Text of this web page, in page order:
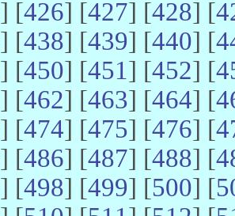
] [426] [427] [428] [
] [438] [439] [440] [
] [450] [451] [452] [
] [462] [463] [464] [
] [474] [475] [476] [
] [486] [487] [488] [
] [498] [499] [500] [